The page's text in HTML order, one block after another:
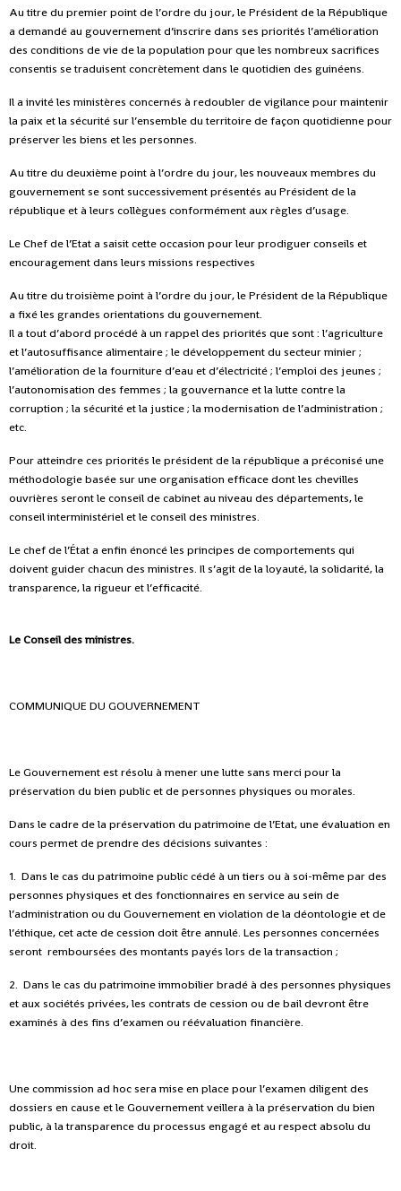
Au titre du premier point de l’ordre du jour, le Président de la République
a demandé au gouvernement d’inscrire dans ses priorités l’amélioration
des conditions de vie de la population pour que les nombreux sacrifices
consentis se traduisent concrètement dans le quotidien des guinéens.
Il a invité les ministères concernés à redoubler de vigilance pour maintenir
la paix et la sécurité sur l’ensemble du territoire de façon quotidienne pour
préserver les biens et les personnes.
Au titre du deuxième point à l’ordre du jour, les nouveaux membres du
gouvernement se sont successivement présentés au Président de la
république et à leurs collègues conformément aux règles d’usage.
Le Chef de l’Etat a saisit cette occasion pour leur prodiguer conseils et
encouragement dans leurs missions respectives
Au titre du troisième point à l’ordre du jour, le Président de la République
a fixé les grandes orientations du gouvernement.
Il a tout d’abord procédé à un rappel des priorités que sont : l’agriculture
et l’autosuffisance alimentaire ; le développement du secteur minier ;
l’amélioration de la fourniture d’eau et d’électricité ; l’emploi des jeunes ;
l’autonomisation des femmes ; la gouvernance et la lutte contre la
corruption ; la sécurité et la justice ; la modernisation de l’administration ;
etc.
Pour atteindre ces priorités le président de la république a préconisé une
méthodologie basée sur une organisation efficace dont les chevilles
ouvrières seront le conseil de cabinet au niveau des départements, le
conseil interministériel et le conseil des ministres.
Le chef de l’État a enfin énoncé les principes de comportements qui
doivent guider chacun des ministres. Il s’agit de la loyauté, la solidarité, la
transparence, la rigueur et l’efficacité.
Le Conseil des ministres.
COMMUNIQUE DU GOUVERNEMENT
Le Gouvernement est résolu à mener une lutte sans merci pour la
préservation du bien public et de personnes physiques ou morales.
Dans le cadre de la préservation du patrimoine de l’Etat, une évaluation en
cours permet de prendre des décisions suivantes :
1. Dans le cas du patrimoine public cédé à un tiers ou à soi-même par des
personnes physiques et des fonctionnaires en service au sein de
l’administration ou du Gouvernement en violation de la déontologie et de
l’éthique, cet acte de cession doit être annulé. Les personnes concernées
seront remboursées des montants payés lors de la transaction ;
2. Dans le cas du patrimoine immobilier bradé à des personnes physiques
et aux sociétés privées, les contrats de cession ou de bail devront être
examinés à des fins d’examen ou réévaluation financière.
Une commission ad hoc sera mise en place pour l’examen diligent des
dossiers en cause et le Gouvernement veillera à la préservation du bien
public, à la transparence du processus engagé et au respect absolu du
droit.